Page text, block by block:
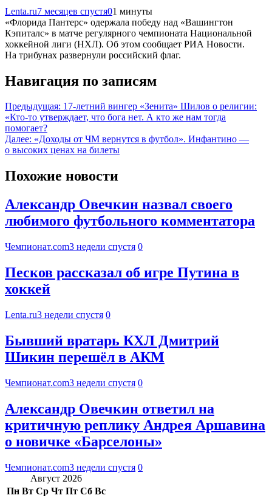
Lenta.ru7 месяцев спустя01 минуты
«Флорида Пантерс» одержала победу над «Вашингтон
Кэпиталс» в матче регулярного чемпионата Национальной
хоккейной лиги (НХЛ). Об этом сообщает РИА Новости.
На трибунах развернули российский флаг.
Навигация по записям
Предыдущая: 17-летний вингер «Зенита» Шилов о религии:
«Кто-то утверждает, что бога нет. А кто же нам тогда
помогает?
Далее: «Доходы от ЧМ вернутся в футбол». Инфантино —
о высоких ценах на билеты
Похожие новости
Александр Овечкин назвал своего
любимого футбольного комментатора
Чемпионат.com3 недели спустя 0
Песков рассказал об игре Путина в
хоккей
Lenta.ru3 недели спустя 0
Бывший вратарь КХЛ Дмитрий
Шикин перешёл в АКМ
Чемпионат.com3 недели спустя 0
Александр Овечкин ответил на
критичную реплику Андрея Аршавина
о новичке «Барселоны»
Чемпионат.com3 недели спустя 0
Август 2026
Пн Вт Ср Чт Пт Сб Вс